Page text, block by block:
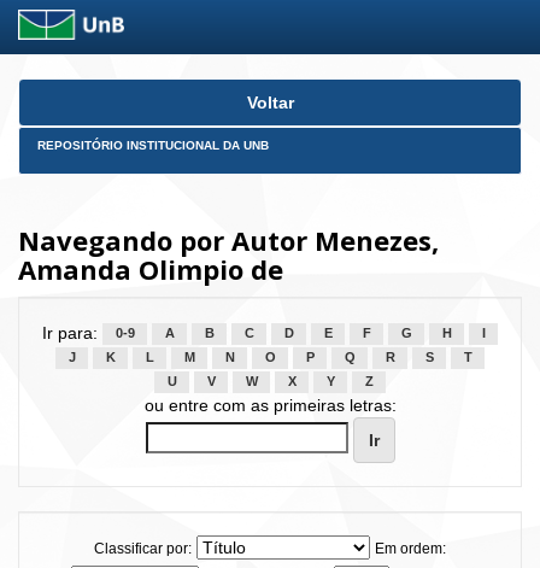
Skip
Voltar
REPOSITÓRIO INSTITUCIONAL DA UNB
Navegando por Autor Menezes,
Amanda Olimpio de
Ir para: 0-9 A B C D E F G H
J
K L M N O P Q R S
T
U
V W X Y Z
ou entre com as primeiras letras:
Classificar por:
Em ordem: